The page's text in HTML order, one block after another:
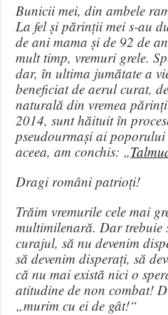
Bunicii mei, din ambele
La fel și părinții mei s-au
de ani mama și de 92 de
mult timp, vremuri grele.
dar, în ultima jumătate a
beneficiat de aerul curat,
naturală din vremea
2014, sunt hăituit în
pseudourmași ai
aceea, am conchis: „
Dragi români patrioți!
Trăim vremurile cele mai
multimilenară. Dar trebuie
curajul, să nu devenim
să devenim disperați, să
că nu mai există nici o
atitudine de non combat!
„murim cu ei de gât!“